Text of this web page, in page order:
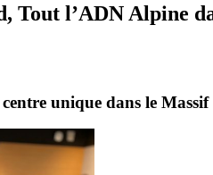
Tout l’ADN Alpine
unique dans le